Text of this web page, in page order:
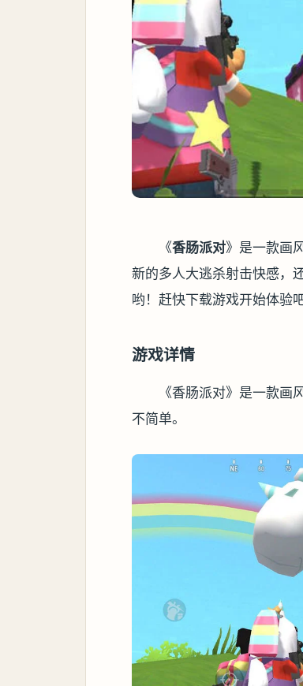
《香肠派对》是一款画
新的多人大逃杀射击快感，
哟！赶快下载游戏开始体验吧
游戏详情
《香肠派对》是一款
不简单。